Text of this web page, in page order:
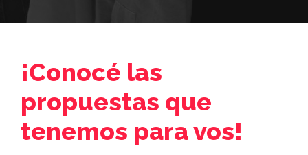
¡Conocé las
propuestas que
tenemos para vos!